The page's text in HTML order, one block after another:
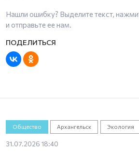
Нашли ошибку? Выделите текст,
и отправьте ее нам.
Общество Архангельск Экология
31.07.2026 18:40